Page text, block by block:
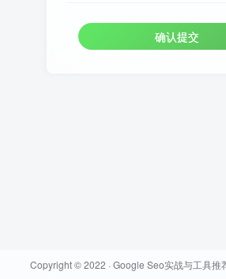
确认提交
Copyright © 2022 · Google Seo实战与工具推